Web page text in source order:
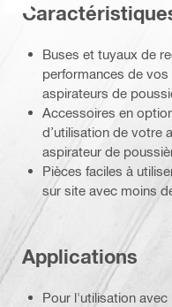
Buses et tuyaux de
performances de
aspirateurs de
Accessoires en
d’utilisation de votre
aspirateur de
Pièces faciles à
sur site avec moins
Applications
Pour l'utilisation